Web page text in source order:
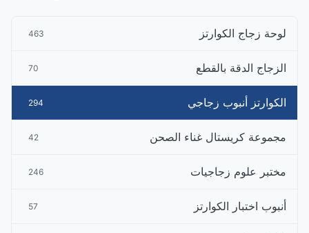
لوحة زجاج الكوارتز 463
الزجاج الدقة بالقطع 70
الكوارتز أنبوب زجاجي 294
مجموعة كريستال غناء الصحن 42
مختبر علوم زجاجيات 246
أنبوب اختبار الكوارتز 57